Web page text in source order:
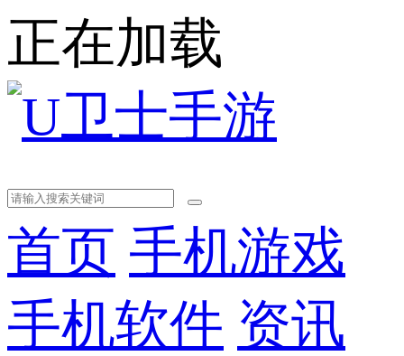
正在加载
首页 手机游戏
手机软件 资讯